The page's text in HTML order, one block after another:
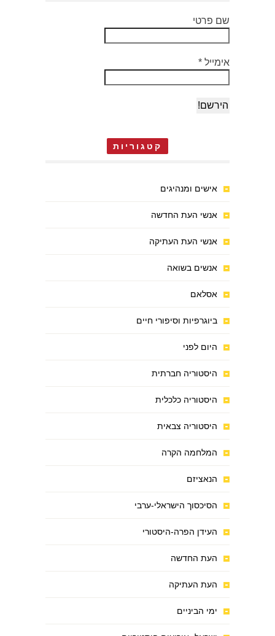
שם פרטי
אימייל *
קטגוריות
אישים ומנהיגים
אנשי העת החדשה
אנשי העת העתיקה
אנשים בשואה
אסלאם
ביוגרפיות וסיפורי חיים
היום לפני
היסטוריה חברתית
היסטוריה כלכלית
היסטוריה צבאית
המלחמה הקרה
הנאציזם
הסיכסוך הישראלי-ערבי
העידן הפרה-היסטורי
העת החדשה
העת העתיקה
ימי הביניים